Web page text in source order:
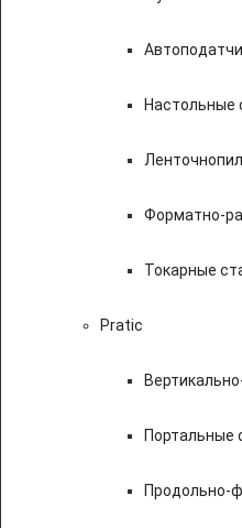
Настольные
Форматно-
Токарные
Pratic
Продольно-